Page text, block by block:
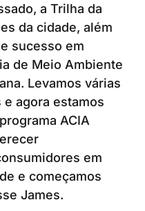
a Trilha da
da cidade, além
sucesso em
de Meio Ambiente
Levamos várias
agora estamos
ACIA
em
e começamos
James.